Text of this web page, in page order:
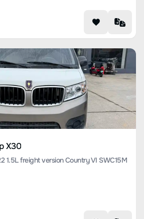
X30
1.5L freight version Country VI SWC15M